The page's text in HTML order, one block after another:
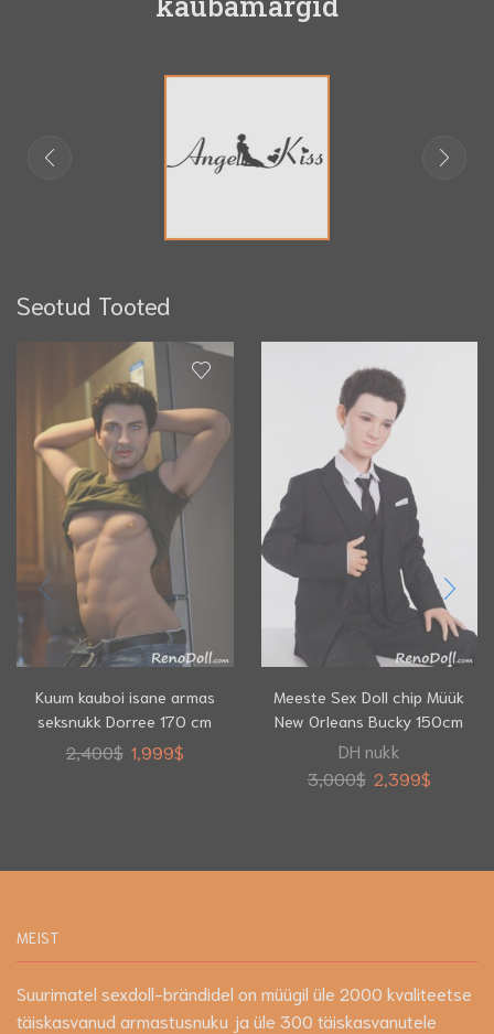
Seotud Tooted
Kuum kauboi isane armas
seksnukk Dorree 170 cm
2,400$ 1,999$
Meeste Sex Doll chip Müük
New Orleans Bucky 150cm
DH nukk
3,000$ 2,399$
MEIST
Suurimatel sexdoll-brändidel on müügil üle 2000 kvaliteetse
täiskasvanud armastusnuku ja üle 300 täiskasvanutele